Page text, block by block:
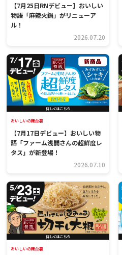
【7月25日RNデビュー】おいしい
物語「麻辣火鍋」がリニューア
ル！
2026.07.20
おいしいの舞台裏
【7月17日デビュー】おいしい物
語「ファーム浅間さんの超鮮度レ
タス」が新登場！
2026.07.10
おいしいの舞台裏